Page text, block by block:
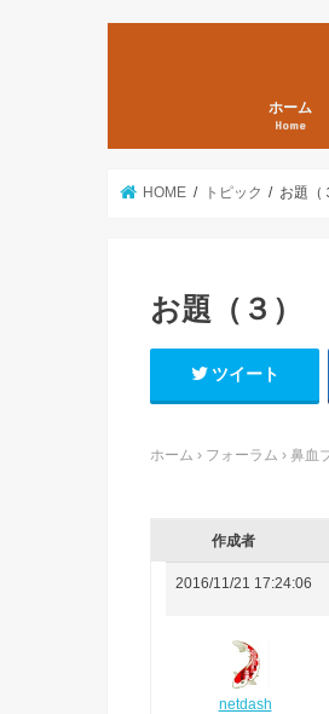
ホーム
Home
HOME トピック お題
お題（３）
ツイート
ホーム › フォーラム › 鼻血
作成者
2016/11/21 17:24:06
netdash